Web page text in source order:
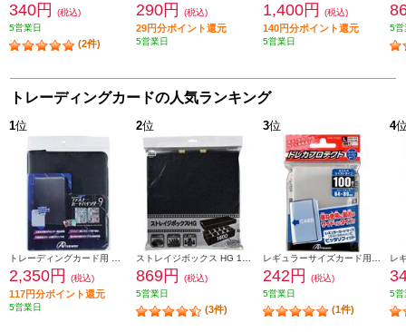
340円
(税込)
5営業日
(2件)
290円 (税込)
29円分ポイント還元
5営業日
1,400円 (税込)
140円分ポイント還元
5営業日
5営
トレーディングカードの人気ランキング
1位
2,350円 (税込)
117円分ポイント還元
5営業日
2位
869円
(税込)
5営業日
(3件)
3位
242円
(税込)
5営業日
(1件)
4
5営